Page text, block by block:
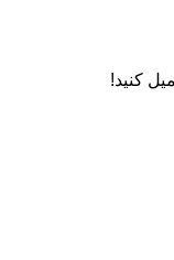
کنید!